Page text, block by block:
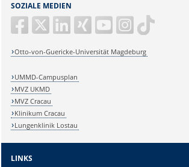
SOZIALE MEDIEN
Otto-von-Guericke-Universität Magdeburg
UMMD-Campusplan
MVZ UKMD
MVZ Cracau
Klinikum Cracau
Lungenklinik Lostau
LINKS